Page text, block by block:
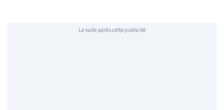
La suite après cette publicité